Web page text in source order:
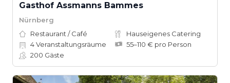
Gasthof Assmanns Bammes
Nürnberg
Restaurant / Café
Hauseigenes Catering
4Veranstaltungsräume
55–110 € pro Person
200 Gäste